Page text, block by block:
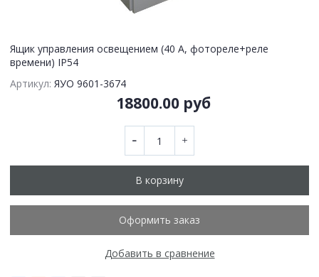
Ящик управления освещением (40 А, фотореле+реле
времени) IP54
Артикул: ЯУО 9601-3674
18800.00 руб
В корзину
Оформить заказ
Добавить в сравнение